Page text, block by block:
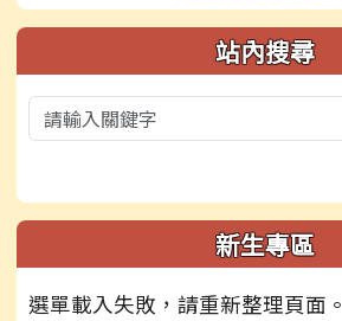
站內搜尋
新生專區
選單載入失敗，請重新整理頁面。